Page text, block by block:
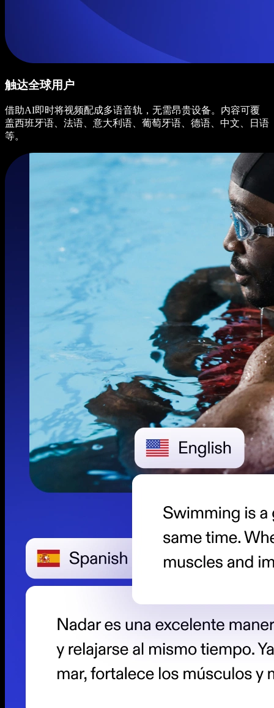
触达全球用户
借助AI即时将视频配成多语音轨，无需昂贵设备。内容可覆
盖西班牙语、法语、意大利语、葡萄牙语、德语、中文、日语
等。